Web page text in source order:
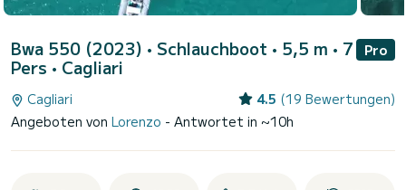
Bwa 550 (2023) • Schlauchboot • 5,5 m • 7
Pers • Cagliari
Pro
Cagliari 4.5 (19 Bewertungen)
Angeboten von Lorenzo - Antwortet in ~10h